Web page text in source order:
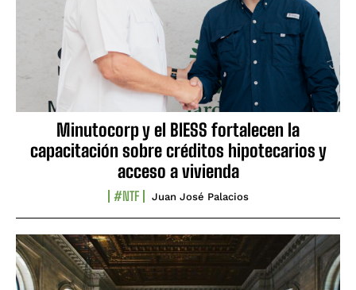
Minutocorp y el BIESS fortalecen la
capacitación sobre créditos hipotecarios y
acceso a vivienda
#NTF Juan José Palacios